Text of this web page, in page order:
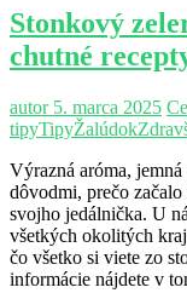
Stonkový
chutné
autor5. marca 2025
tipyTipyŽalúdok
Výrazná aróma,
dôvodmi, prečo
svojho jedálnička. U
všetkých okolitých
čo všetko si viete zo
informácie nájdete v